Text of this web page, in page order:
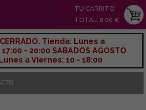
TU CARRITO
TOTAL: 0,00 €
Tienda: Lunes a
- 20:00 SABADOS AGOSTO
a Viernes: 10 - 18:00